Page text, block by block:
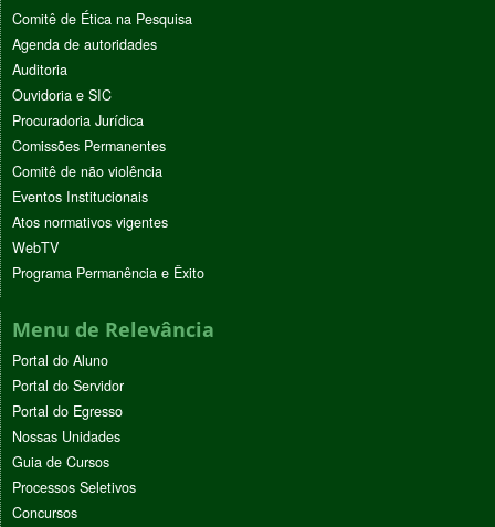
Comitê de Ética na Pesquisa
Agenda de autoridades
Auditoria
Ouvidoria e SIC
Procuradoria Jurídica
Comissões Permanentes
Comitê de não violência
Eventos Institucionais
Atos normativos vigentes
WebTV
Programa Permanência e Êxito
Menu de Relevância
Portal do Aluno
Portal do Servidor
Portal do Egresso
Nossas Unidades
Guia de Cursos
Processos Seletivos
Concursos